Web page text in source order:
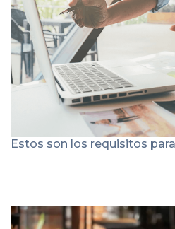
Estos son los requisitos